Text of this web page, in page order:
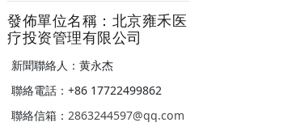
發佈單位名稱：北京雍禾医
疗投资管理有限公司
新聞聯絡人：黄永杰
聯絡電話：+86 17722499862
聯絡信箱： 2863244597@qq.com